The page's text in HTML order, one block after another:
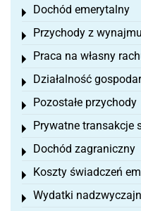
Dochód emerytalny
Toggle menu
Przychody z wynajmu
Toggle menu
Praca na własny
Toggle menu
Działalność
Toggle menu
Pozostałe przychody
Toggle menu
Prywatne transakcje
Toggle menu
Dochód zagraniczny
Toggle menu
Koszty świadczeń
Toggle menu
Wydatki
Toggle menu